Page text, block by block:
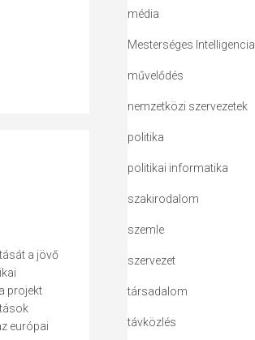
a jövő
projekt
európai
média
Mesterséges Intelligencia
művelődés
nemzetközi szervezetek
politika
politikai informatika
szakirodalom
szemle
szervezet
társadalom
távközlés